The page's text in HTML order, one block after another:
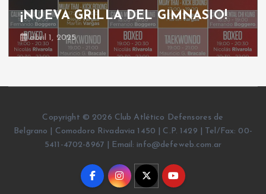
¡NUEVA GRILLA DEL GIMNASIO!
abril 1, 2025
Copyright © 2026 Club Atlético Defensores de
Belgrano | Comodoro Rivadavia 1450 | C.P. 1429 | Tel/Fax: 00-
5411-4702-8967 | Email: info@defeweb.com.ar